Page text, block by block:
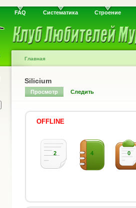
FAQ Систематика Строение
Главная
Silicium
Просмотр Следить
OFFLINE
2 4 0